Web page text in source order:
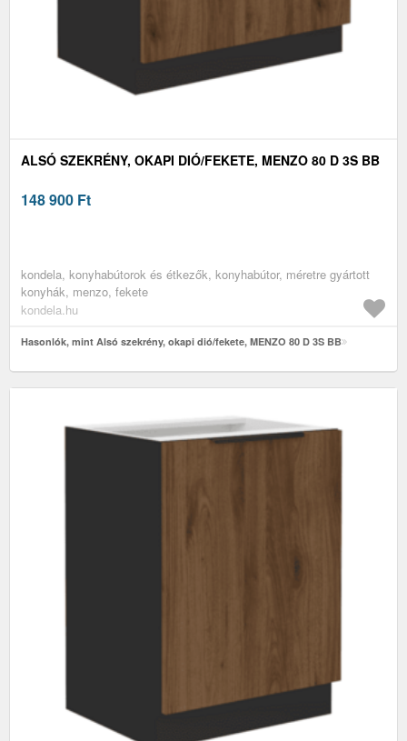
ALSÓ SZEKRÉNY, OKAPI DIÓ/FEKETE, MENZO 80 D 3S BB
148 900 Ft
kondela, konyhabútorok és étkezők, konyhabútor, méretre gyártott
konyhák, menzo, fekete
kondela.hu
Hasonlók, mint Alsó szekrény, okapi dió/fekete, MENZO 80 D 3S BB